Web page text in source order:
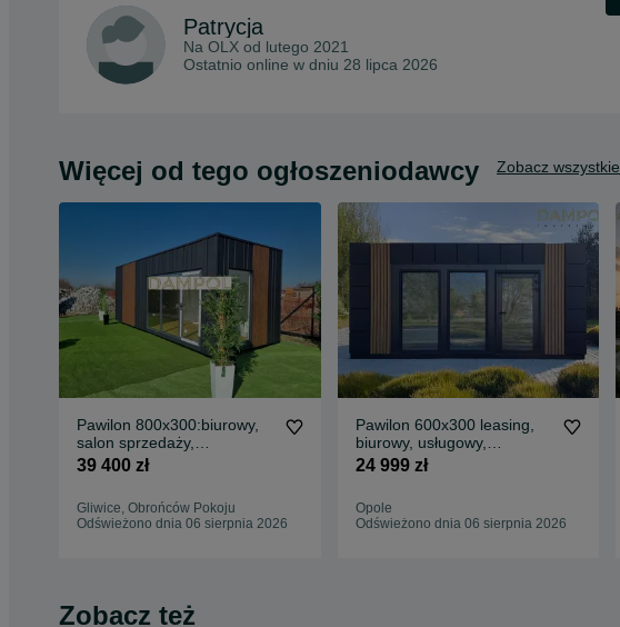
Patrycja
Na OLX od lutego 2021
Ostatnio online w dniu 28 lipca 2026
Więcej od tego ogłoszeniodawcy Zobacz wszystkie
Pawilon 800x300:biurowy,
salon sprzedaży,
kosmetyczny, kawiarnia
39 400 zł
Gliwice, Obrońców Pokoju
Odświeżono dnia 06 sierpnia 2026
Pawilon 600x300 leasing,
biurowy, usługowy,
handlowy, salon sprzedaży,
24 999 zł
Opole
Odświeżono dnia 06 sierpnia 2026
Zobacz też